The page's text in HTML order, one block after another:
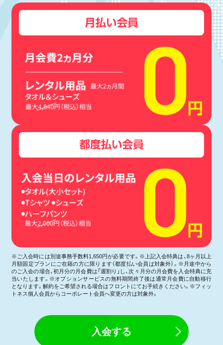
※ご入会時には別途事務手数料1,650円が必要です。※上記入会特典は、8ヶ月以上
月額固定プランにご在籍の方に限ります（都度払い会員は対象外）。※月途中から
のご入会の場合、初月分の月会費は「週割り」し、次々月分の月会費を入会特典に充
当いたします。※オプションサービスの無料期間終了後は通常月会費に自動移行
となります。解約をご希望される場合はフロントにてお手続きください。※フィッ
トネス個人会員からコーポレート会員へ変更の方は対象外。
入会する